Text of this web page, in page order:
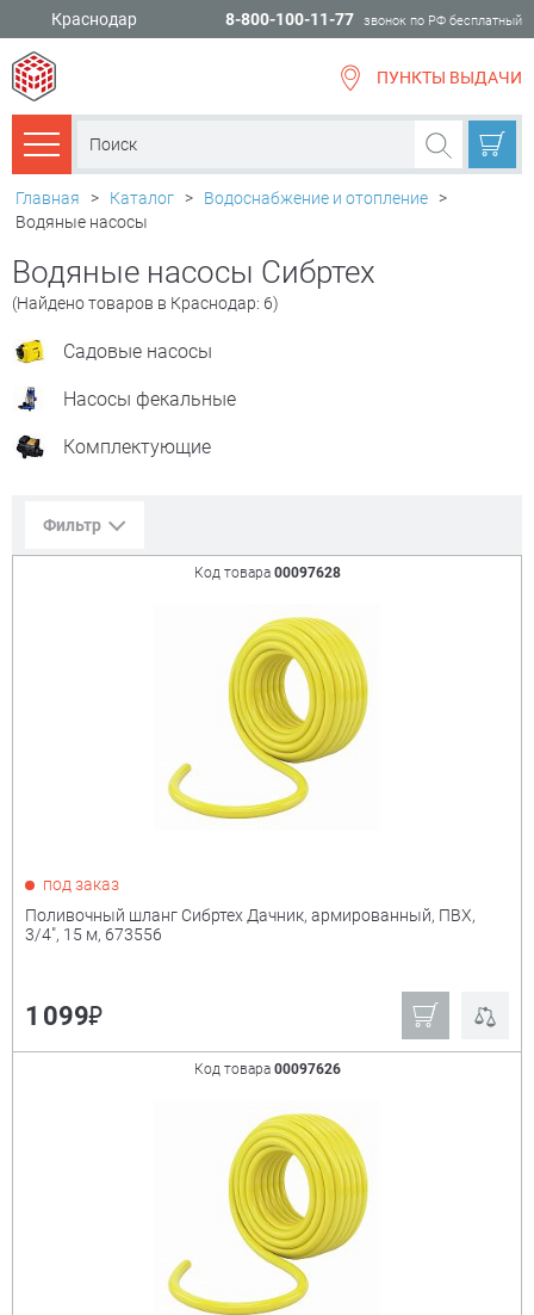
Краснодар 8-800-100-11-77 звонок по РФ бесплатный
ПУНКТЫ ВЫДАЧИ
Каталог товаров
Главная > Каталог > Водоснабжение и отопление >
Водяные насосы
Водяные насосы Сибртех
(Найдено товаров в Краснодар: 6)
Садовые насосы
Насосы фекальные
Комплектующие
Фильтр
Показать только
Champion
Palisad
Зубр
Сибртех
Код товара 00097628
под заказ
Поливочный шланг Сибртех Дачник, армированный, ПВХ,
3/4", 15 м, 673556
1 099₽
Код товара 00097626